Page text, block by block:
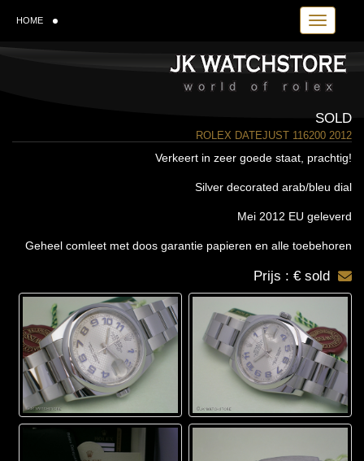
Toggle
HOME
SOLD
ROLEX DATEJUST 116200 2012
Verkeert in zeer goede staat, prachtig!
Silver decorated arab/bleu dial
Mei 2012 EU geleverd
Geheel comleet met doos garantie papieren en alle toebehoren
Prijs : € sold